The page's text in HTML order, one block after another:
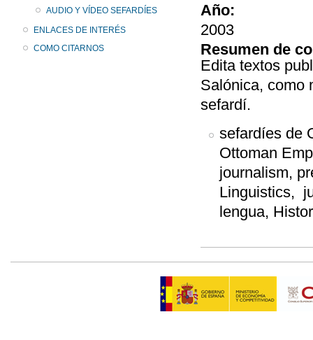
AUDIO Y VÍDEO SEFARDÍES
ENLACES DE INTERÉS
COMO CITARNOS
Año:
2003
Resumen de
Edita textos
Salónica, como
sefardí.
sefardíes de
Ottoman
journalism,
Linguistics,
lengua,